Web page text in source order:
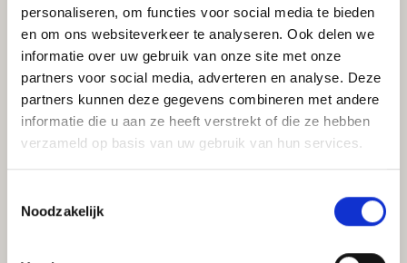
personaliseren, om functies voor social media te bieden
en om ons websiteverkeer te analyseren. Ook delen we
informatie over uw gebruik van onze site met onze
partners voor social media, adverteren en analyse. Deze
partners kunnen deze gegevens combineren met andere
informatie die u aan ze heeft verstrekt of die ze hebben
verzameld op basis van uw gebruik van hun services.
Noodzakelijk
Company
Email address*